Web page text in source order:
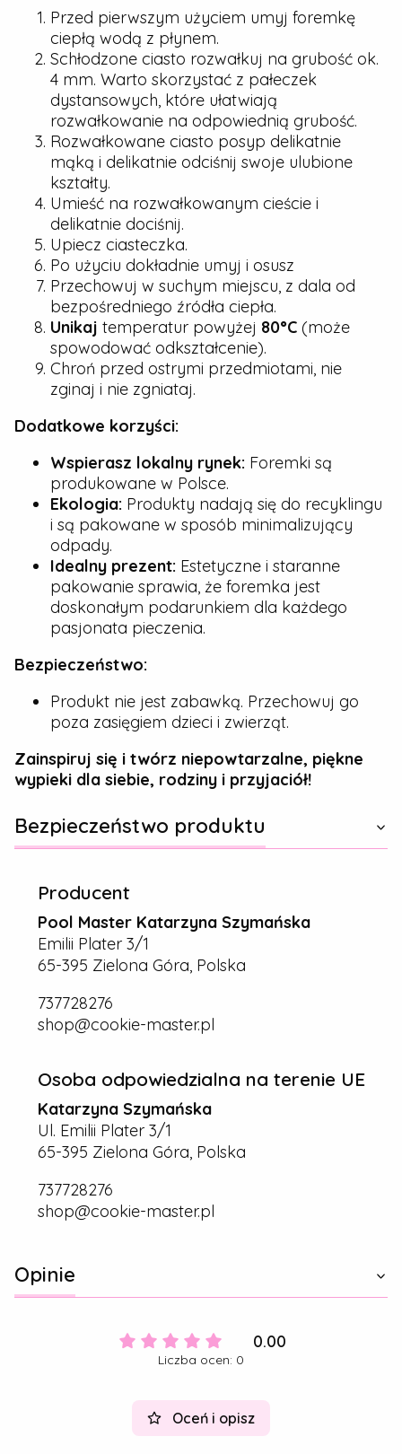
Przed pierwszym użyciem umyj foremkę
ciepłą wodą z płynem.
Schłodzone ciasto rozwałkuj na grubość ok.
4 mm. Warto skorzystać z pałeczek
dystansowych, które ułatwiają
rozwałkowanie na odpowiednią grubość.
Rozwałkowane ciasto posyp delikatnie
mąką i delikatnie odciśnij swoje ulubione
kształty.
Umieść na rozwałkowanym cieście i
delikatnie dociśnij.
Upiecz ciasteczka.
Po użyciu dokładnie umyj i osusz
Przechowuj w suchym miejscu, z dala od
bezpośredniego źródła ciepła.
Unikaj temperatur powyżej 80°C (może
spowodować odkształcenie).
Chroń przed ostrymi przedmiotami, nie
zginaj i nie zgniataj.
Dodatkowe korzyści:
Wspierasz lokalny rynek: Foremki są
produkowane w Polsce.
Ekologia: Produkty nadają się do recyklingu
i są pakowane w sposób minimalizujący
odpady.
Idealny prezent: Estetyczne i staranne
pakowanie sprawia, że foremka jest
doskonałym podarunkiem dla każdego
pasjonata pieczenia.
Bezpieczeństwo:
Produkt nie jest zabawką. Przechowuj go
poza zasięgiem dzieci i zwierząt.
Zainspiruj się i twórz niepowtarzalne, piękne
wypieki dla siebie, rodziny i przyjaciół!
Bezpieczeństwo produktu
Producent
Pool Master Katarzyna Szymańska
Emilii Plater 3/1
65-395 Zielona Góra, Polska
737728276
shop@cookie-master.pl
Osoba odpowiedzialna na terenie UE
Katarzyna Szymańska
Ul. Emilii Plater 3/1
65-395 Zielona Góra, Polska
737728276
shop@cookie-master.pl
Opinie
0.00
Liczba ocen: 0
Oceń i opisz